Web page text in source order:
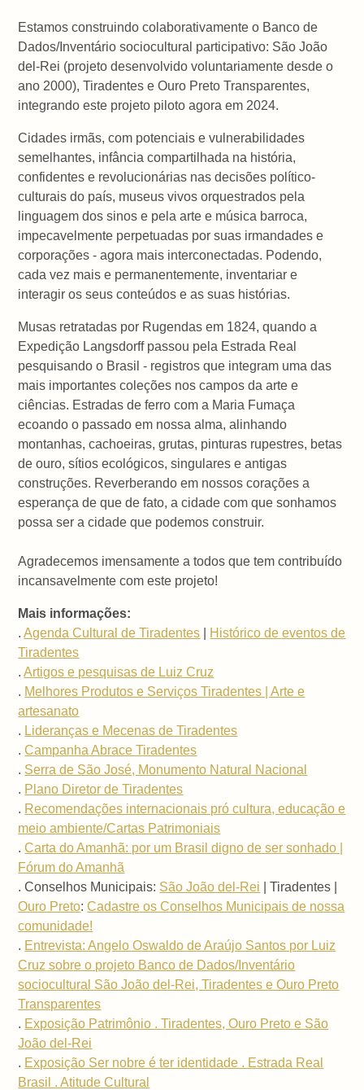
Estamos construindo colaborativamente o Banco de
Dados/Inventário sociocultural participativo: São João
del-Rei (projeto desenvolvido voluntariamente desde o
ano 2000), Tiradentes e Ouro Preto Transparentes,
integrando este projeto piloto agora em 2024.
Cidades irmãs, com potenciais e vulnerabilidades
semelhantes, infância compartilhada na história,
confidentes e revolucionárias nas decisões político-
culturais do país, museus vivos orquestrados pela
linguagem dos sinos e pela arte e música barroca,
impecavelmente perpetuadas por suas irmandades e
corporações - agora mais interconectadas. Podendo,
cada vez mais e permanentemente, inventariar e
interagir os seus conteúdos e as suas histórias.
Musas retratadas por Rugendas em 1824, quando a
Expedição Langsdorff passou pela Estrada Real
pesquisando o Brasil - registros que integram uma das
mais importantes coleções nos campos da arte e
ciências. Estradas de ferro com a Maria Fumaça
ecoando o passado em nossa alma, alinhando
montanhas, cachoeiras, grutas, pinturas rupestres, betas
de ouro, sítios ecológicos, singulares e antigas
construções. Reverberando em nossos corações a
esperança de que de fato, a cidade com que sonhamos
possa ser a cidade que podemos construir.
Agradecemos imensamente a todos que tem contribuído
incansavelmente com este projeto!
Mais informações:
.Agenda Cultural de Tiradentes
Histórico de eventos de
Tiradentes
.Artigos e pesquisas de Luiz Cruz
. Melhores Produtos e Serviços Tiradentes | Arte e
artesanato
. Lideranças e Mecenas de Tiradentes
.Campanha Abrace Tiradentes
. Serra de São José, Monumento Natural Nacional
. Plano Diretor de Tiradentes
. Recomendações internacionais pró cultura, educação e
meio ambiente/Cartas Patrimoniais
.Carta do Amanhã: por um Brasil digno de ser sonhado |
Fórum do Amanhã
. Conselhos Municipais: São João del-Rei | Tiradentes |
Ouro Preto:Cadastre os Conselhos Municipais de nossa
comunidade!
. Entrevista: Angelo Oswaldo de Araújo Santos por Luiz
Cruz sobre o projeto Banco de Dados/Inventário
sociocultural São João del-Rei, Tiradentes e Ouro Preto
Transparentes
. Exposição Patrimônio . Tiradentes, Ouro Preto e São
João del-Rei
. Exposição Ser nobre é ter identidade . Estrada Real
Brasil . Atitude Cultural